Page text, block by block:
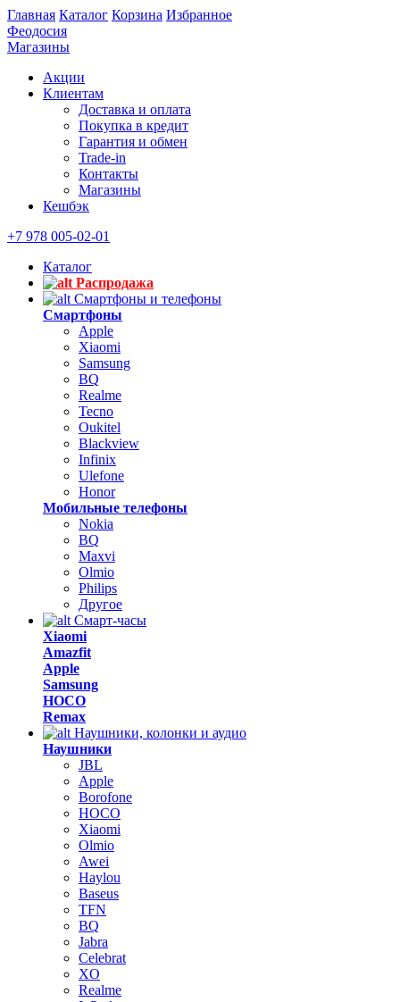
Главная Каталог Корзина Избранное
Феодосия
Магазины
Акции
Клиентам
Доставка и оплата
Покупка в кредит
Гарантия и обмен
Trade-in
Контакты
Магазины
Кешбэк
+7 978 005-02-01
Каталог
Распродажа
Смартфоны и телефоны
Смартфоны
Apple
Xiaomi
Samsung
BQ
Realme
Tecno
Oukitel
Blackview
Infinix
Ulefone
Honor
Мобильные телефоны
Nokia
BQ
Maxvi
Olmio
Philips
Другое
Смарт-часы
Xiaomi
Amazfit
Apple
Samsung
HOCO
Remax
Наушники, колонки и аудио
Наушники
JBL
Apple
Borofone
HOCO
Xiaomi
Olmio
Awei
Haylou
Baseus
TFN
BQ
Jabra
Celebrat
XO
Realme